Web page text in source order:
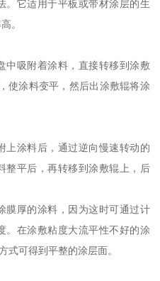
。它适用于平板或带材涂层的生
。
中吸附着涂料，直接转移到涂敷
使涂料变平，然后出涂敷辊将涂
上涂料后，通过逆向慢速转动的
整平后，再转移到涂敷辊上，后
膜厚的涂料，因为这时可通过计
。在涂敷粘度大流平性不好的涂
式可得到平整的涂层面。